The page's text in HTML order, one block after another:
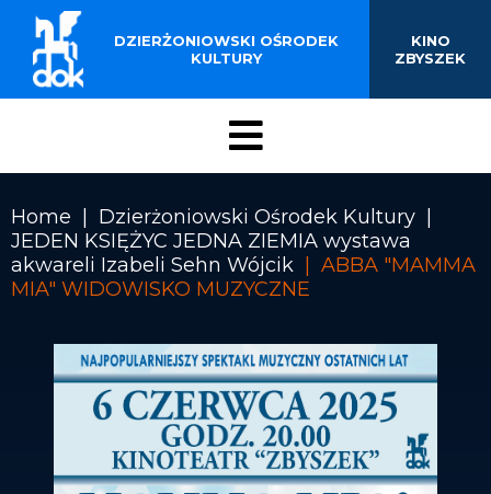
Przejdź
treści
Menu
DOK
BUDYNKU KINOTEATRU
„ZBYSZEK” W
DZIERŻONIOWIE
DZIERŻONIOWSKI OŚRODEK
KULTURY
KINO
ZBYSZEK
Ścieżka
nawigacyjna
Home
Dzierżoniowski Ośrodek Kultury
JEDEN KSIĘŻYC JEDNA ZIEMIA wystawa
akwareli Izabeli Sehn Wójcik
ABBA "MAMMA
MIA" WIDOWISKO MUZYCZNE